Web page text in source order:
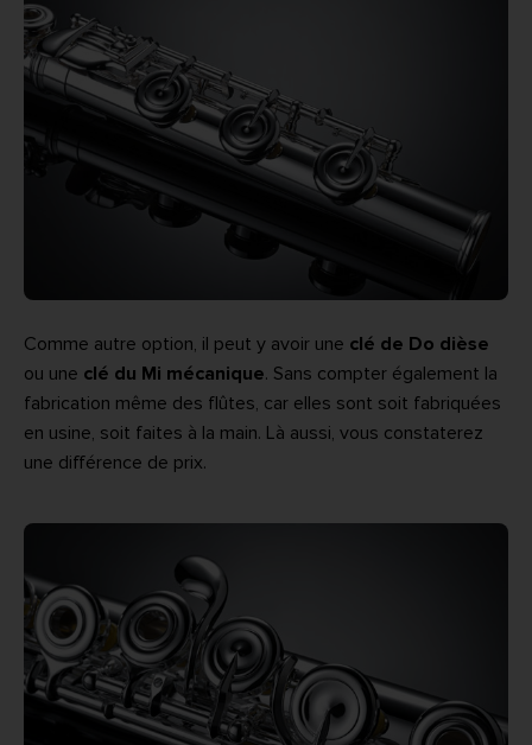
Comme autre option, il peut y avoir une clé de Do dièse
ou une clé du Mi mécanique. Sans compter également la
fabrication même des flûtes, car elles sont soit fabriquées
en usine, soit faites à la main. Là aussi, vous constaterez
une différence de prix.